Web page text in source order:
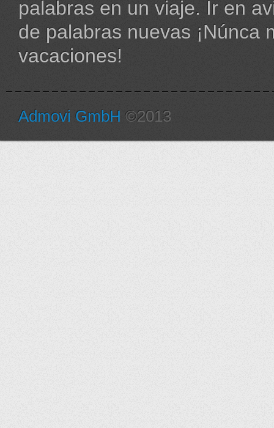
palabras en un viaje. Ir en
de palabras nuevas ¡Núnca
vacaciones!
Admovi GmbH ©2013